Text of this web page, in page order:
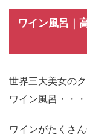
ワイン風呂｜
世界三大美女の
ワイン風呂・・・
ワインがたくさ